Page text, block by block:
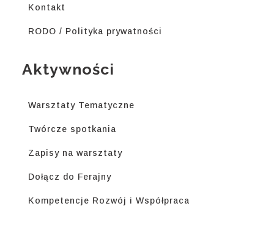
Kontakt
RODO / Polityka prywatności
Aktywności
Warsztaty Tematyczne
Twórcze spotkania
Zapisy na warsztaty
Dołącz do Ferajny
Kompetencje Rozwój i Współpraca